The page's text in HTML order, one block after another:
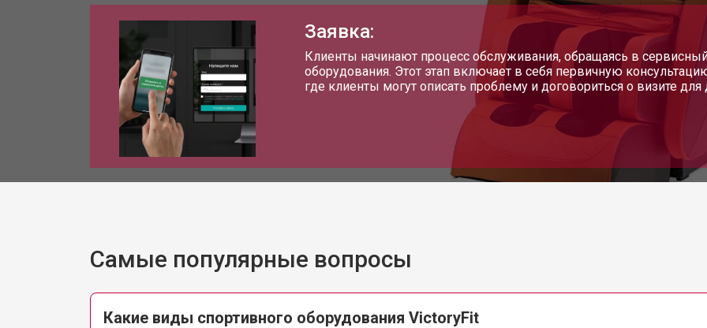
Ремонт блока питания от 100 мин
Ремонт материнской платы от 70 мин
Прошивка массажного кресла VictoryFit от 100 мин
Ремонт пневмокамеры
Заявка:
Клиенты начинают процесс обслуживания, обращаясь в
оборудования. Этот этап включает в себя первичную
где клиенты могут описать проблему и договориться о визите для
Самые популярные вопросы
Какие виды спортивного оборудования VictoryFit